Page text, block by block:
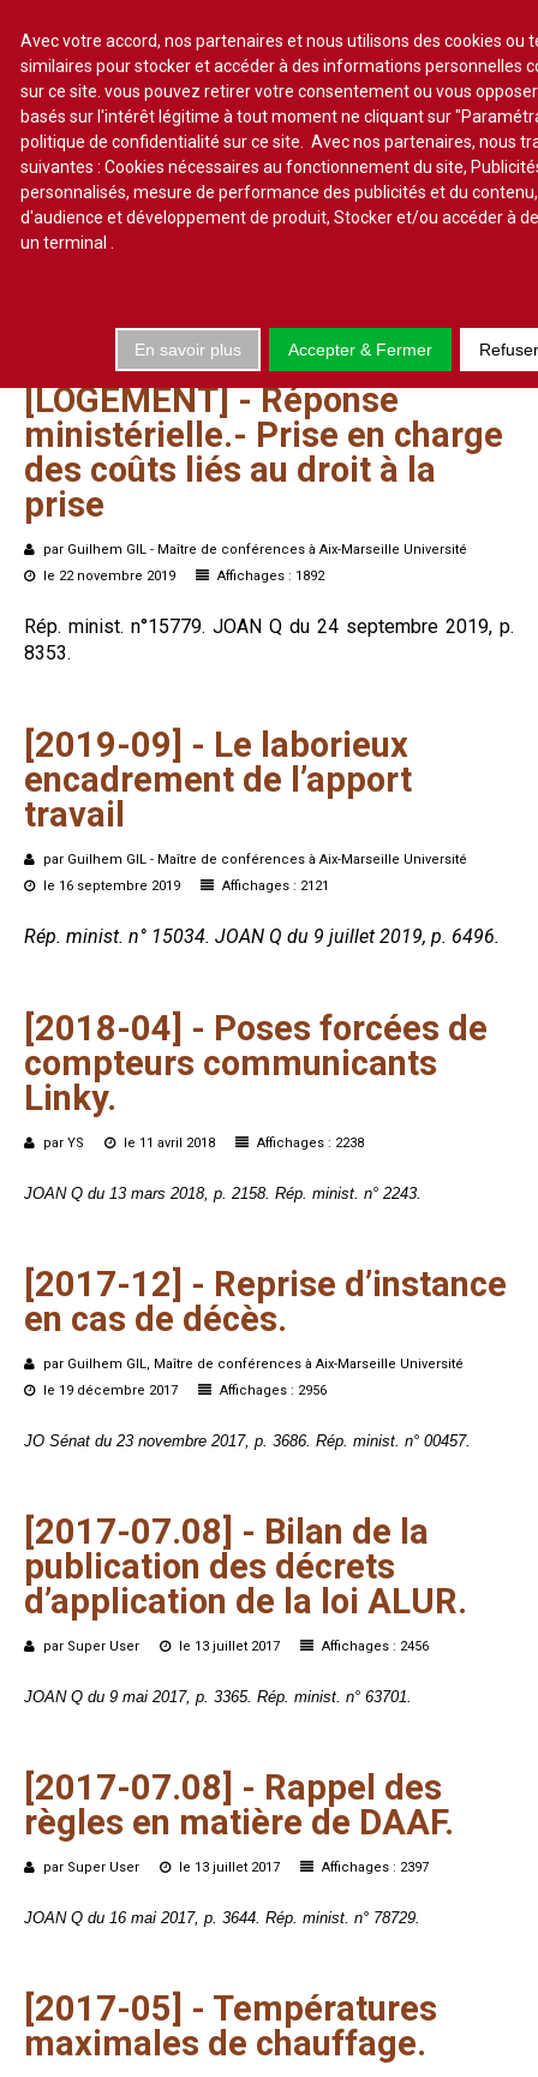
Lire un numéro
S'abonner
Se connecter
Commentaires d'arrêt
Sommaires
Chroniques
Etudes de texte
Réponses ministérielles
Conclusions et Rapports
Formez-vous !
[LOGEMENT] - Réponse
ministérielle.- Prise en charge
des coûts liés au droit à la
prise
par Guilhem GIL - Maître de conférences à Aix-Marseille Université
le 22 novembre 2019
Affichages : 1892
Rép. minist. n°15779. JOAN Q du 24 septembre 2019, p.
8353.
[2019-09] - Le laborieux
encadrement de l’apport
travail
par Guilhem GIL - Maître de conférences à Aix-Marseille Université
le 16 septembre 2019
Affichages : 2121
Rép. minist. n° 15034. JOAN Q du 9 juillet 2019, p. 6496.
[2018-04] - Poses forcées de
compteurs communicants
Linky.
par YS le 11 avril 2018 Affichages : 2238
JOAN Q du 13 mars 2018, p. 2158. Rép. minist. n° 2243.
[2017-12] - Reprise d’instance
en cas de décès.
par Guilhem GIL, Maître de conférences à Aix-Marseille Université
le 19 décembre 2017
Affichages : 2956
JO Sénat du 23 novembre 2017, p. 3686. Rép. minist. n° 00457.
[2017-07.08] - Bilan de la
publication des décrets
d’application de la loi ALUR.
par Super User le 13 juillet 2017 Affichages : 2456
JOAN Q du 9 mai 2017, p. 3365. Rép. minist. n° 63701.
[2017-07.08] - Rappel des
règles en matière de DAAF.
par Super User le 13 juillet 2017 Affichages : 2397
JOAN Q du 16 mai 2017, p. 3644. Rép. minist. n° 78729.
[2017-05] - Températures
maximales de chauffage.
Avec votre accord, nos partenaires et nous utilisons des cookies ou
similaires pour stocker et accéder à des informations personnelles
sur ce site. vous pouvez retirer votre consentement ou vous
basés sur l'intérêt légitime à tout moment ne cliquant sur
politique de confidentialité sur ce site. Avec nos partenaires, nous
suivantes : Cookies nécessaires au fonctionnement du site,
personnalisés, mesure de performance des publicités et du
d'audience et développement de produit, Stocker et/ou accéder à
un terminal
En savoir plus Accepter & Fermer Refuser